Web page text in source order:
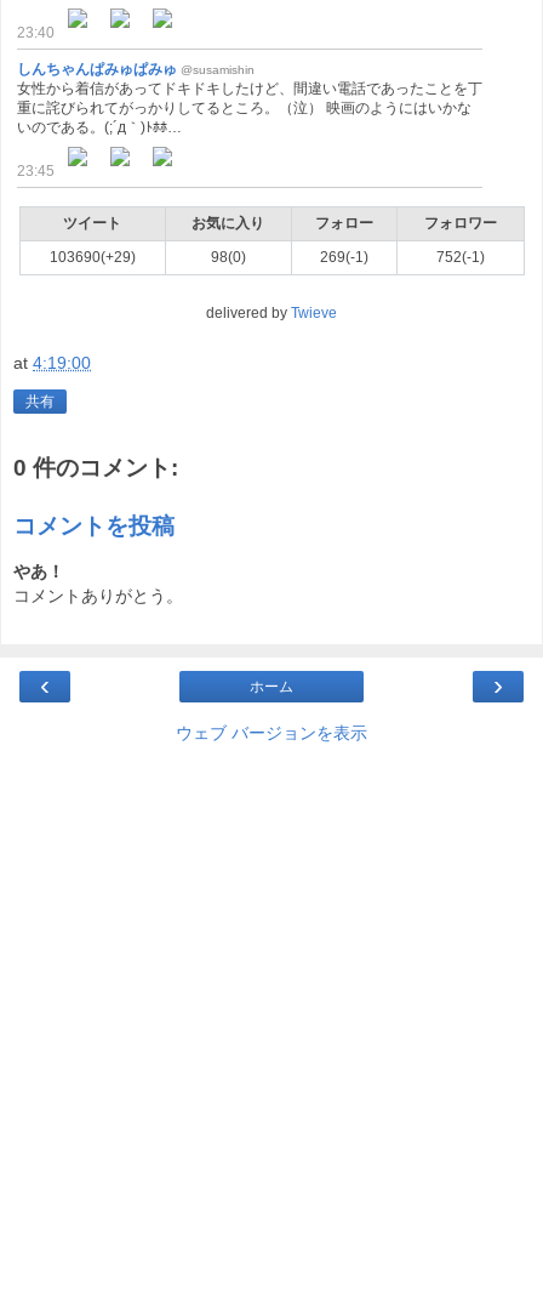
23:40
しんちゃんぱみゅぱみゅ @susamishin
女性から着信があってドキドキしたけど、間違い電話であったことを丁
重に詫びられてがっかりしてるところ。（泣） 映画のようにはいかな
いのである。(;´д｀)ﾄﾎﾎ…
23:45
ツイート お気に入り フォロー
フォロワー
103690(+29)
98(0) 269(-1) 752(-1)
delivered by Twieve
at 4:19:00
共有
0 件のコメント:
コメントを投稿
やあ！
コメントありがとう。
‹ ›
ホーム
ウェブ バージョンを表示